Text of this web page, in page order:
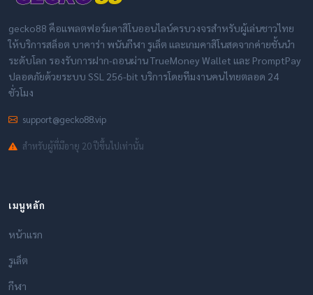
gecko88 คือแพลตฟอร์มคาสิโนออนไลน์ครบวงจรสำหรับผู้เล่นชาวไทย
ให้บริการสล็อต บาคาร่า พนันกีฬา รูเล็ต และเกมคาสิโนสดจากค่ายชั้นนำ
ระดับโลก รองรับการฝาก-ถอนผ่าน TrueMoney Wallet และ PromptPay
ปลอดภัยด้วยระบบ SSL 256-bit บริการโดยทีมงานคนไทยตลอด 24
ชั่วโมง
support@gecko88.vip
สำหรับผู้ที่มีอายุ 20 ปีขึ้นไปเท่านั้น
เมนูหลัก
หน้าแรก
รูเล็ต
กีฬา